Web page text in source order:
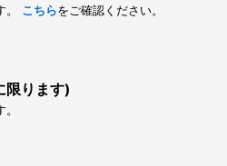
。 こちらをご確認ください。
限ります)